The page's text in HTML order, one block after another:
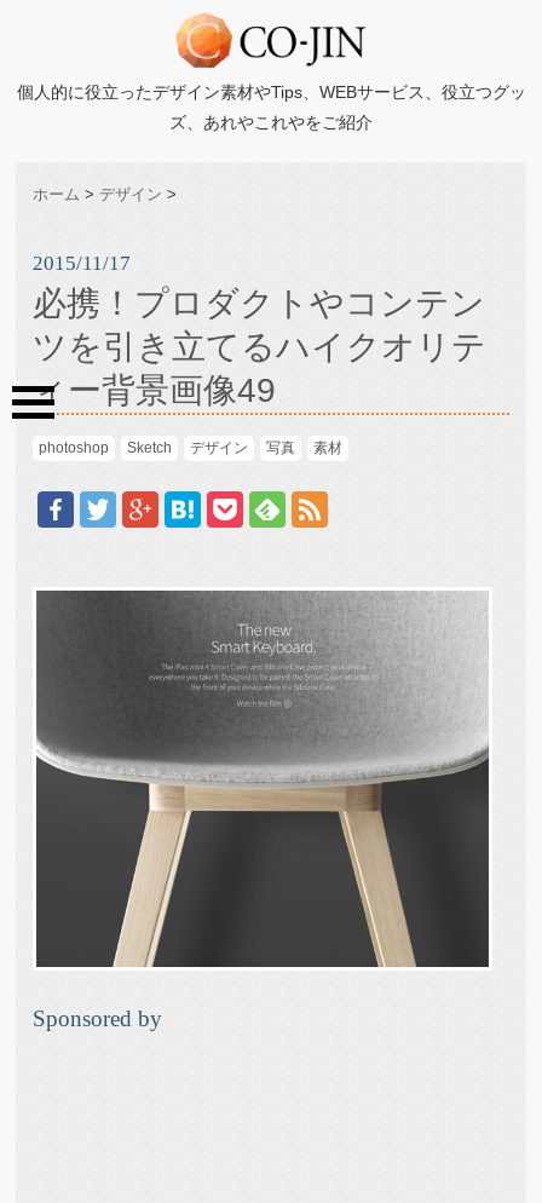
個人的に役立ったデザイン素材やTips、WEBサービス、役立つグッ
ズ、あれやこれやをご紹介
ホーム > デザイン >
2015/11/17
必携！プロダクトやコンテン
ツを引き立てるハイクオリテ
ィー背景画像49
photoshop Sketch デザイン 写真 素材
Sponsored by